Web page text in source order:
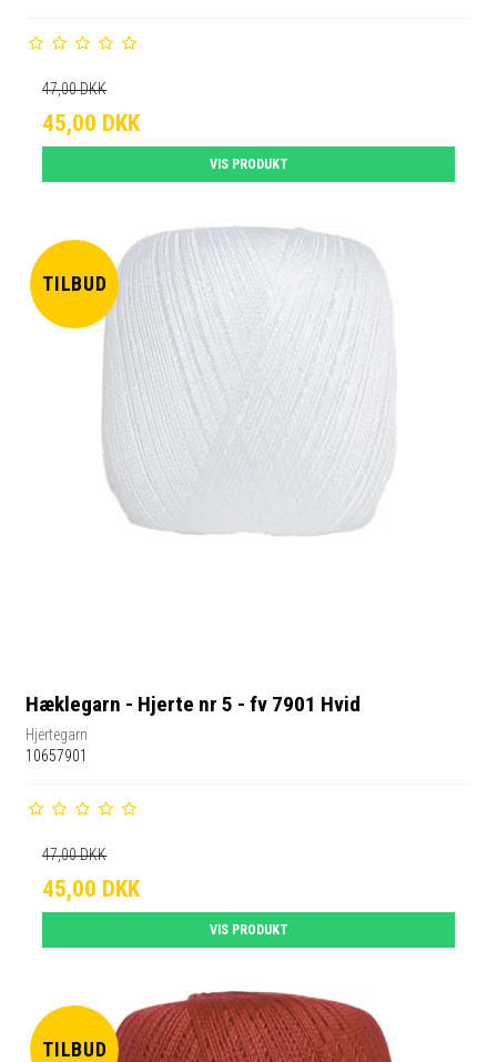
47,00 DKK
45,00 DKK
VIS PRODUKT
TILBUD
Hæklegarn - Hjerte nr 5 - fv 7901 Hvid
Hjertegarn
10657901
47,00 DKK
45,00 DKK
VIS PRODUKT
TILBUD